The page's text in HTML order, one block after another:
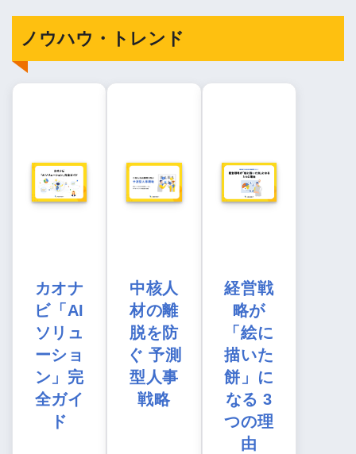
ノウハウ・トレンド
カオナ
ビ「AI
ソリュ
ーショ
ン」完
全ガイ
ド
中核人
材の離
脱を防
ぐ 予測
型人事
戦略
経営戦
略が
「絵に
描いた
餅」に
なる 3
つの理
由